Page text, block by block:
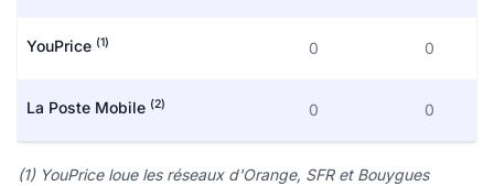
YouPrice (1) 0 0
La Poste Mobile (2) 0 0
(1) YouPrice loue les réseaux d'Orange, SFR et Bouygues